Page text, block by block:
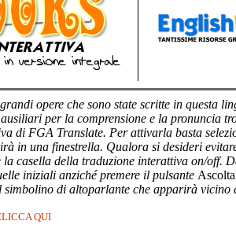
opere che sono state scritte in questa
per la comprensione e la pronuncia
di FGA Translate. Per attivarla basta
in una finestrella. Qualora si desideri
casella della traduzione interattiva on/off.
iniziali anziché premere il pulsante
simbolino di altoparlante che apparirà
QUI